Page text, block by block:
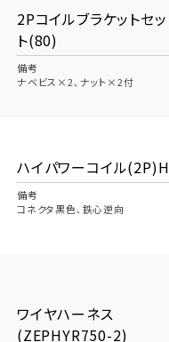
2Pコイルブラケットセッ
ト(80)
備考
ナベビス×2､ナット×2付
ハイパワーコイル(2P)H
備考
コネクタ黒色､鉄心逆向
ワイヤハーネス
(ZEPHYR750-2)